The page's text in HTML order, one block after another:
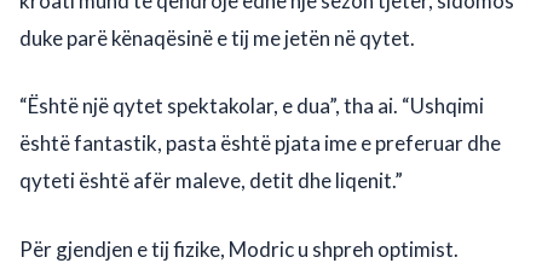
duke parë kënaqësinë e tij me jetën në qytet.
“Është një qytet spektakolar, e dua”, tha ai. “Ushqimi
është fantastik, pasta është pjata ime e preferuar dhe
qyteti është afër maleve, detit dhe liqenit.”
Për gjendjen e tij fizike, Modric u shpreh optimist.